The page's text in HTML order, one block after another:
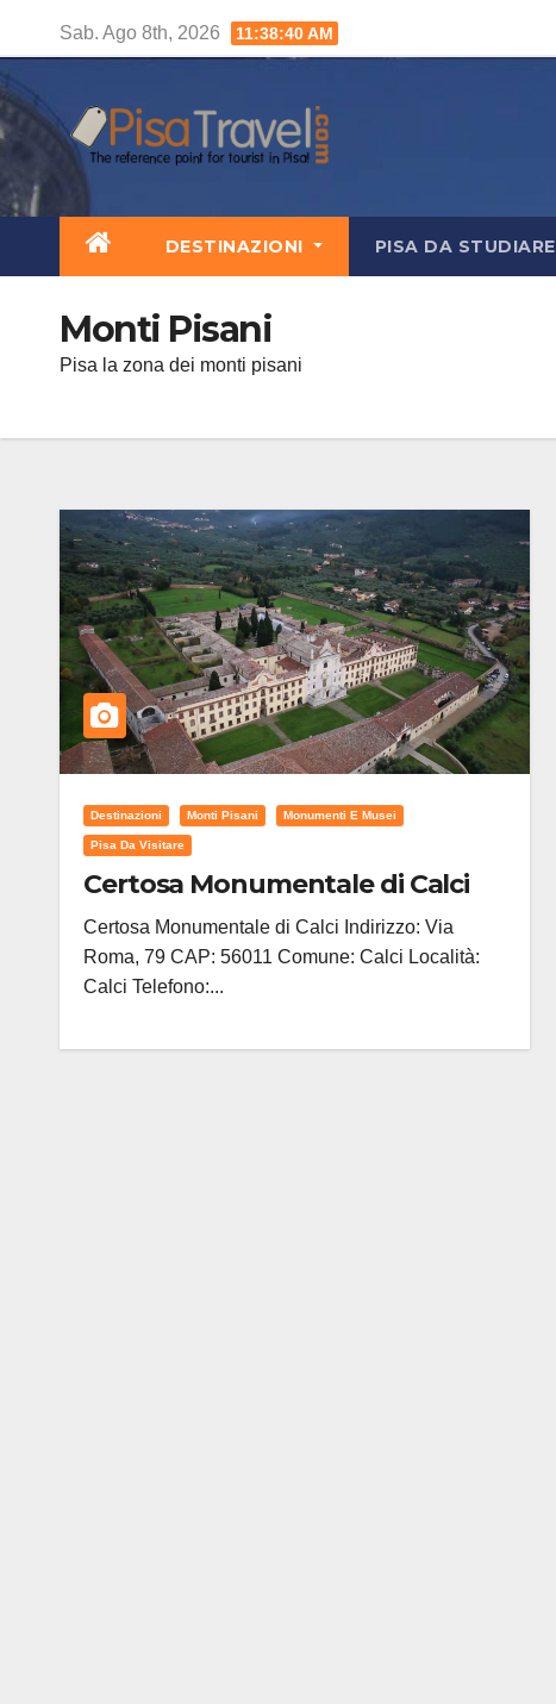
contenuto
Sab. Ago 8th, 2026 11:38:41 AM
DESTINAZIONI PISA DA STUDIARE
Monti Pisani
Pisa la zona dei monti pisani
Destinazioni Monti Pisani Monumenti E Musei
Pisa Da Visitare
Certosa Monumentale di Calci
Certosa Monumentale di Calci Indirizzo: Via
Roma, 79 CAP: 56011 Comune: Calci Località:
Calci Telefono:...